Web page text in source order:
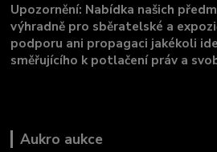
Upozornění: Nabídka našich
výhradně pro sběratelské a
podporu ani propagaci jakékoli
směřujícího k potlačení práv a
Aukro aukce